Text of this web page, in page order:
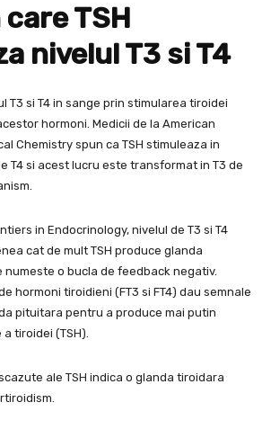
TSH
nivelul T3 si T4
T3 si T4 in sange prin stimularea tiroidei
hormoni. Medicii de la American
Chemistry spun ca TSH stimuleaza in
T4 si acest lucru este transformat in T3 de
in Endocrinology, nivelul de T3 si T4
cat de mult TSH produce glanda
o bucla de feedback negativ.
hormoni tiroidieni (FT3 si FT4) dau semnale
pituitara pentru a produce mai putin
tiroidei (TSH).
ale TSH indica o glanda tiroidara